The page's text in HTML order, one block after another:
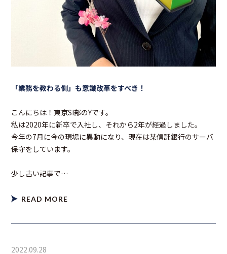
「業務を教わる側」も意識改革をすべき！
こんにちは！東京SI部のYです。
私は2020年に新卒で入社し、それから2年が経過しました。
今年の7月に今の現場に異動になり、現在は某信託銀行のサーバ
保守をしています。
少し古い記事で…
READ MORE
2022.09.28